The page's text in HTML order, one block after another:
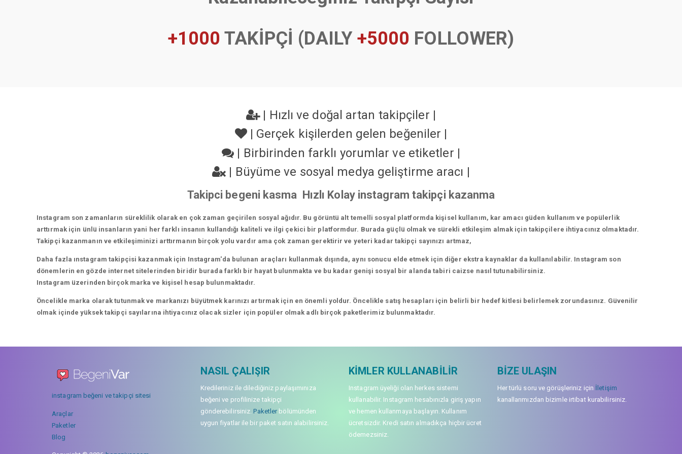
+1000 TAKİPÇİ (DAILY +5000 FOLLOWER)
| Hızlı ve doğal artan takipçiler |
| Gerçek kişilerden gelen beğeniler |
| Birbirinden farklı yorumlar ve etiketler |
| Büyüme ve sosyal medya geliştirme aracı |
Takipci begeni kasma Hızlı Kolay instagram takipçi kazanma
Instagram son zamanların süreklilik olarak en çok zaman geçirilen sosyal ağıdır. Bu görüntü alt temelli sosyal platformda kişisel kullanım, kar amacı güden kullanım ve popülerlik
arttırmak için ünlü insanların yani her farklı insanın kullandığı kaliteli ve ilgi çekici bir platformdur. Burada güçlü olmak ve sürekli etkileşim almak için takipçilere ihtiyacınız olmaktadır.
Takipçi kazanmanın ve etkileşiminizi arttırmanın birçok yolu vardır ama çok zaman gerektirir ve yeteri kadar takipçi sayınızı artmaz,
Daha fazla ınstagram takipçisi kazanmak için Instagram'da bulunan araçları kullanmak dışında, aynı sonucu elde etmek için diğer ekstra kaynaklar da kullanılabilir. Instagram son
dönemlerin en gözde internet sitelerinden biridir burada farklı bir hayat bulunmakta ve bu kadar genişi sosyal bir alanda tabiri caizse nasıl tutunabilirsiniz.
Instagram üzerinden birçok marka ve kişisel hesap bulunmaktadır.
Öncelikle marka olarak tutunmak ve markanızı büyütmek karınızı artırmak için en önemli yoldur. Öncelikle satış hesapları için belirli bir hedef kitlesi belirlemek zorundasınız. Güvenilir
olmak içinde yüksek takipçi sayılarına ihtiyacınız olacak sizler için popüler olmak adlı birçok paketlerimiz bulunmaktadır.
instagram beğeni ve takipçi sitesi
Araçlar
Paketler
Blog
NASIL ÇALIŞIR
Kredileriniz ile dilediğiniz paylaşımınıza
beğeni ve profilinize takipçi
gönderebilirsiniz.Paketler bölümünden
uygun fiyatlar ile bir paket satın alabilirsiniz.
KIMLER KULLANABILIR
Instagram üyeliği olan herkes sistemi
kullanabilir. Instagram hesabınızla giriş yapın
ve hemen kullanmaya başlayın. Kullanım
ücretsizdir. Kredi satın almadıkça hiçbir ücret
ödemezsiniz.
BIZE ULAŞIN
Her türlü soru ve görüşleriniz için İletişim
kanallarımızdan bizimle irtibat kurabilirsiniz.